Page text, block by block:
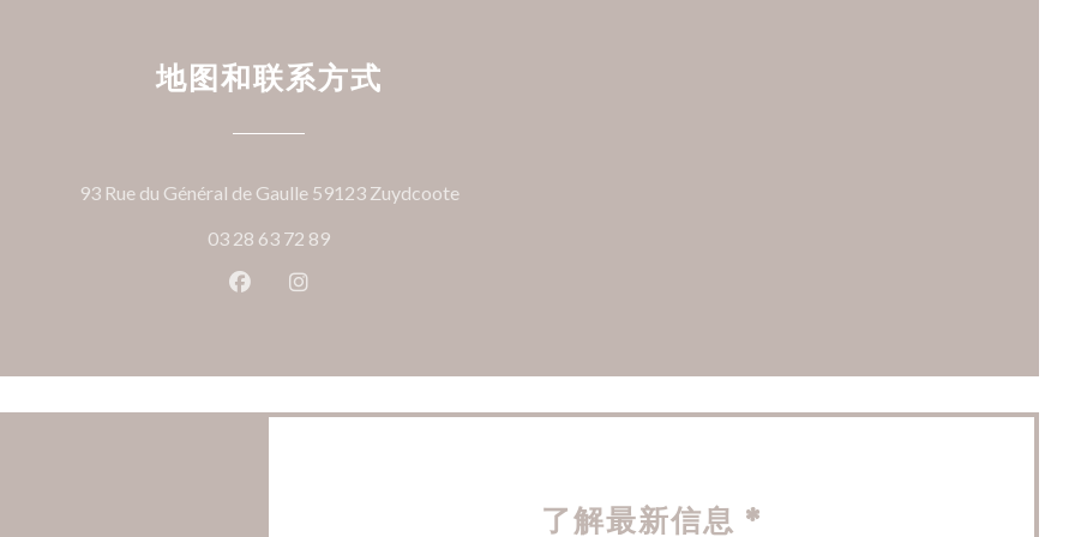
地图和联系方式
93 Rue du Général de Gaulle 59123 Zuydcoote((在新窗口中打开))
03 28 63 72 89
Facebook ((在新窗口中打开))
Instagram ((在新窗口中打开))
了解最新信息 *